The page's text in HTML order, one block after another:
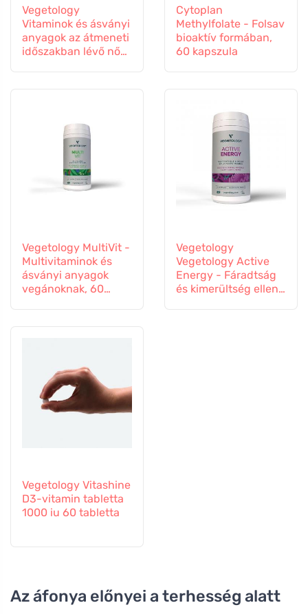
Vegetology
Vitaminok és ásványi
anyagok az átmeneti
időszakban lévő nők
Cytoplan
Methylfolate - Folsav
bioaktív formában,
60 kapszula
Vegetology MultiVit -
Multivitaminok és
ásványi anyagok
vegánoknak, 60
Vegetology
Vegetology Active
Energy - Fáradtság
és kimerültség ellen,
Vegetology Vitashine
D3-vitamin tabletta
1000 iu 60 tabletta
Az áfonya előnyei a terhesség alatt